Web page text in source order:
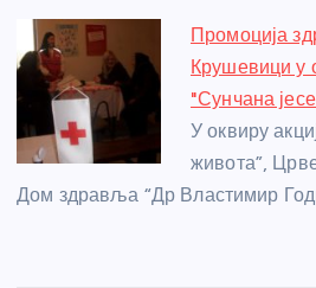
Промоција
Крушевици у
"Сунчана
У оквиру
живота”,
Дом здравља “Др Властимир